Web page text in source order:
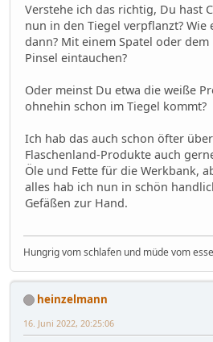
Verstehe ich das richtig, Du hast
nun in den Tiegel verpflanzt?
dann? Mit einem Spatel oder
Pinsel eintauchen?
Oder meinst Du etwa die weiße
ohnehin schon im Tiegel kommt?
Ich hab das auch schon öfter
Flaschenland-Produkte auch
Öle und Fette für die Werkbank,
alles hab ich nun in schön
Gefäßen zur Hand.
Hungrig vom schlafen und müde vom
heinzelmann
16. Juni 2022, 20:25:06